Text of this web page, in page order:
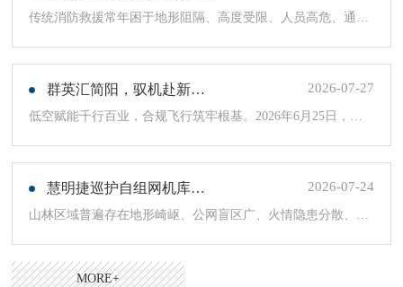
传统消防救援常年困于地形阻隔、高度受限、人员高危、通信失联四大难题。当地面举高车鞭长莫及、护...
群英汇简阳，驭机赴新程，慧明捷CAAC无人机执照专项培训圆满开训 2026-07-27
低空赋能千行百业，合规飞行筑牢根基。2026年6月25日，慧明捷简阳民航认证无人机培训基地迎...
慧明捷巡护自组网机库批量落地规模化部署，低空科技守护全域林草生态 2026-07-24
山林区域普遍存在地形崎岖、公网盲区广、火情隐患分散、人力巡护成本高、应急响应滞后等行业痛点。...
MORE+